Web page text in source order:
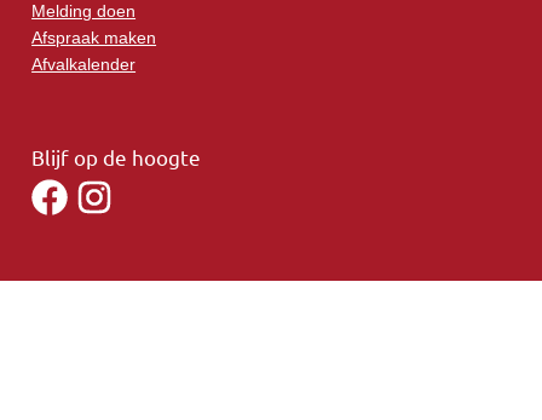
Melding doen
Afspraak maken
Afvalkalender
Blijf op de hoogte